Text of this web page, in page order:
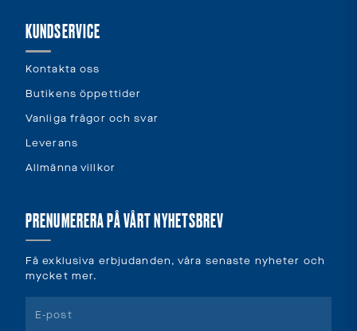
KUNDSERVICE
Kontakta oss
Butikens öppettider
Vanliga frågor och svar
Leverans
Allmänna villkor
PRENUMERERA PÅ VÅRT NYHETSBREV
Få exklusiva erbjudanden, våra senaste nyheter och
mycket mer.